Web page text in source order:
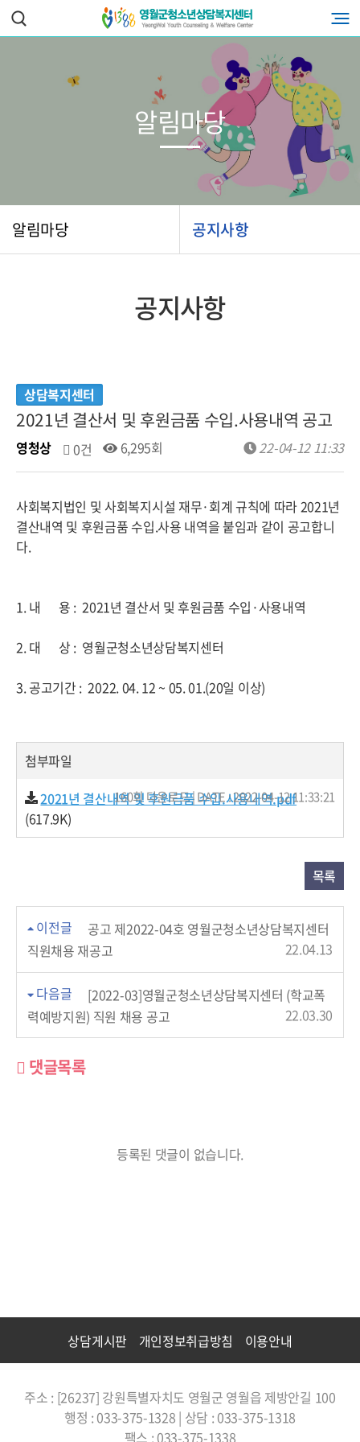
알림마당 공지사항
알림마당
공지사항
상담복지센터
2021년 결산서 및 후원금품 수입.사용내역 공고
영청상 0건 6,295회 22-04-12 11:33
사회복지법인 및 사회복지시설 재무·회계 규칙에 따라 2021년
결산내역 및 후원금품 수입.사용 내역을 붙임과 같이 공고합니
다.
1. 내 용 : 2021년 결산서 및 후원금품 수입·사용내역
2. 대 상 : 영월군청소년상담복지센터
3. 공고기간 : 2022. 04. 12 ~ 05. 01.(20일 이상)
첨부파일
2021년 결산내역 및 후원금품 수입.사용내역.pdf
(617.9K)
160회 다운로드 | DATE : 2022-04-12 11:33:21
목록
이전글
공고 제2022-04호 영월군청소년상담복지센터
직원채용 재공고
22.04.13
다음글
[2022-03]영월군청소년상담복지센터 (학교폭
력예방지원) 직원 채용 공고
22.03.30
댓글목록
등록된 댓글이 없습니다.
상담게시판 개인정보취급방침 이용안내
주소 : [26237] 강원특별자치도 영월군 영월읍 제방안길 100
행정 : 033-375-1328 | 상담 : 033-375-1318
팩스 : 033-375-1338